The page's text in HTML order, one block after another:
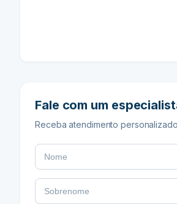
Fale com um
Receba atendimento